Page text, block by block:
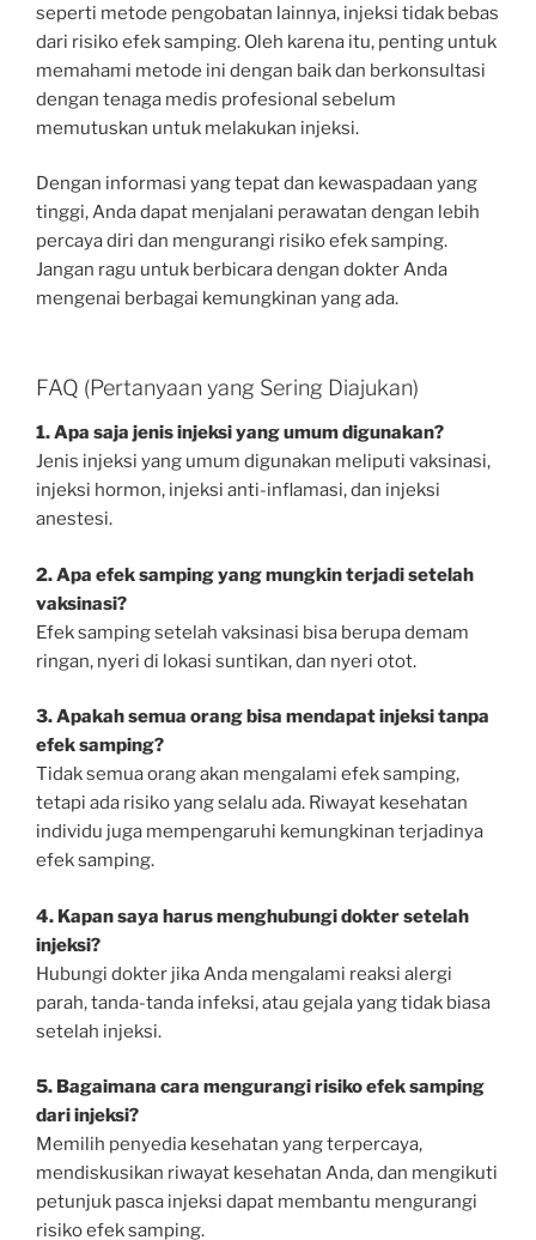
seperti metode pengobatan lainnya, injeksi tidak bebas
dari risiko efek samping. Oleh karena itu, penting untuk
memahami metode ini dengan baik dan berkonsultasi
dengan tenaga medis profesional sebelum
memutuskan untuk melakukan injeksi.
Dengan informasi yang tepat dan kewaspadaan yang
tinggi, Anda dapat menjalani perawatan dengan lebih
percaya diri dan mengurangi risiko efek samping.
Jangan ragu untuk berbicara dengan dokter Anda
mengenai berbagai kemungkinan yang ada.
FAQ (Pertanyaan yang Sering Diajukan)
1. Apa saja jenis injeksi yang umum digunakan?
Jenis injeksi yang umum digunakan meliputi vaksinasi,
injeksi hormon, injeksi anti-inflamasi, dan injeksi
anestesi.
2. Apa efek samping yang mungkin terjadi setelah
vaksinasi?
Efek samping setelah vaksinasi bisa berupa demam
ringan, nyeri di lokasi suntikan, dan nyeri otot.
3. Apakah semua orang bisa mendapat injeksi tanpa
efek samping?
Tidak semua orang akan mengalami efek samping,
tetapi ada risiko yang selalu ada. Riwayat kesehatan
individu juga mempengaruhi kemungkinan terjadinya
efek samping.
4. Kapan saya harus menghubungi dokter setelah
injeksi?
Hubungi dokter jika Anda mengalami reaksi alergi
parah, tanda-tanda infeksi, atau gejala yang tidak biasa
setelah injeksi.
5. Bagaimana cara mengurangi risiko efek samping
dari injeksi?
Memilih penyedia kesehatan yang terpercaya,
mendiskusikan riwayat kesehatan Anda, dan mengikuti
petunjuk pasca injeksi dapat membantu mengurangi
risiko efek samping.